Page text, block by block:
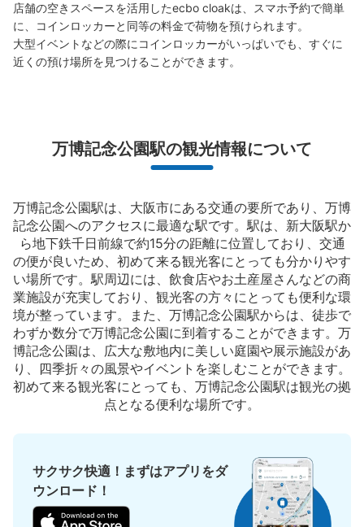
店舗の空きスペースを活用したecbo cloakは、スマホ予約で簡単
に、コインロッカーと同等の料金で荷物を預けられます。
大型イベントなどの際にコインロッカーがいっぱいでも、すぐに
近くの預け場所を見つけることができます。
万博記念公園駅の観光情報について
万博記念公園駅は、大阪市にある交通の要所であり、万博
記念公園へのアクセスに最適な駅です。駅は、新大阪駅か
ら地下鉄千日前線で約15分の距離に位置しており、交通
の便が良いため、初めて来る観光客にとっても分かりやす
い場所です。駅周辺には、飲食店やお土産屋さんなどの商
業施設が充実しており、観光客の方々にとっても便利な環
境が整っています。また、万博記念公園駅からは、徒歩で
わずか数分で万博記念公園に到着することができます。万
博記念公園は、広大な敷地内に美しい庭園や展示施設があ
り、四季折々の風景やイベントを楽しむことができます。
初めて来る観光客にとっても、万博記念公園駅は観光の拠
点となる便利な場所です。
サクサク快適！まずはアプリをダ
ウンロード！